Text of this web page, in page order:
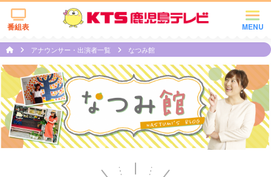
MENU
番組表
アナウンサー・出演者一覧 なつみ館